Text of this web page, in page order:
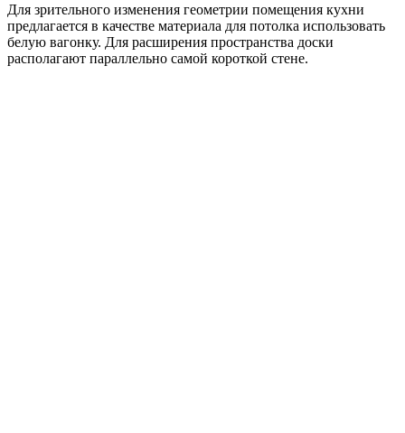
Для зрительного изменения геометрии помещения кухни
предлагается в качестве материала для потолка использовать
белую вагонку. Для расширения пространства доски
располагают параллельно самой короткой стене.